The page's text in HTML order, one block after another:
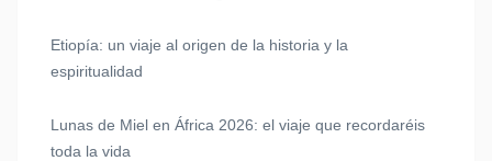
Etiopía: un viaje al origen de la historia y la
espiritualidad
Lunas de Miel en África 2026: el viaje que recordaréis
toda la vida